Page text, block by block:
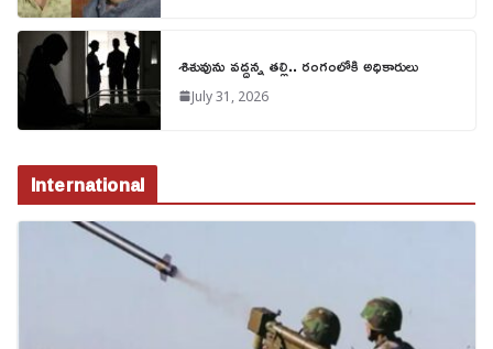
శిశువును వద్దన్న తల్లి.. రంగంలోకి అధికారులు
July 31, 2026
International